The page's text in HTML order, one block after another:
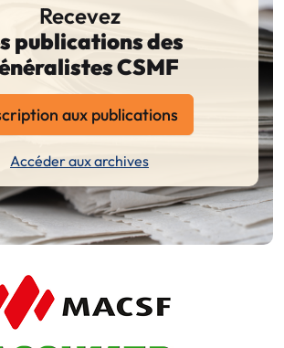
Recevez
publications des
CSMF
aux publications
Accéder aux archives